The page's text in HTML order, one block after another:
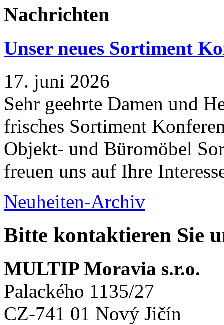
Nachrichten
Unser neues Sortiment
17. juni 2026
Sehr geehrte Damen und
frisches Sortiment
Objekt- und Büromöbel
freuen uns auf Ihre
Neuheiten-Archiv
Bitte kontaktieren Sie
MULTIP Moravia s.r.o.
Palackého 1135/27
CZ-741 01 Nový Jičín